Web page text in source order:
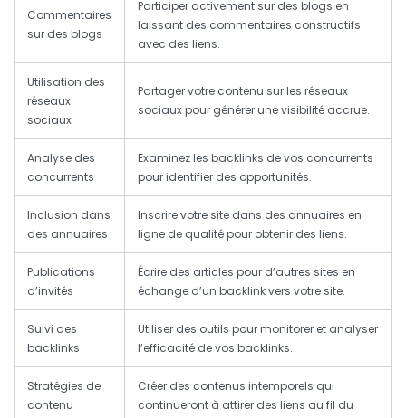
Commentaires
sur des blogs
Participer activement sur des blogs en
laissant des commentaires constructifs
avec des liens.
Utilisation des
réseaux
sociaux
Partager votre contenu sur les réseaux
sociaux pour générer une visibilité accrue.
Analyse des
concurrents
Examinez les backlinks de vos concurrents
pour identifier des opportunités.
Inclusion dans
des annuaires
Inscrire votre site dans des annuaires en
ligne de qualité pour obtenir des liens.
Publications
d’invités
Écrire des articles pour d’autres sites en
échange d’un backlink vers votre site.
Suivi des
backlinks
Utiliser des outils pour monitorer et analyser
l’efficacité de vos backlinks.
Stratégies de
contenu
Créer des contenus intemporels qui
continueront à attirer des liens au fil du